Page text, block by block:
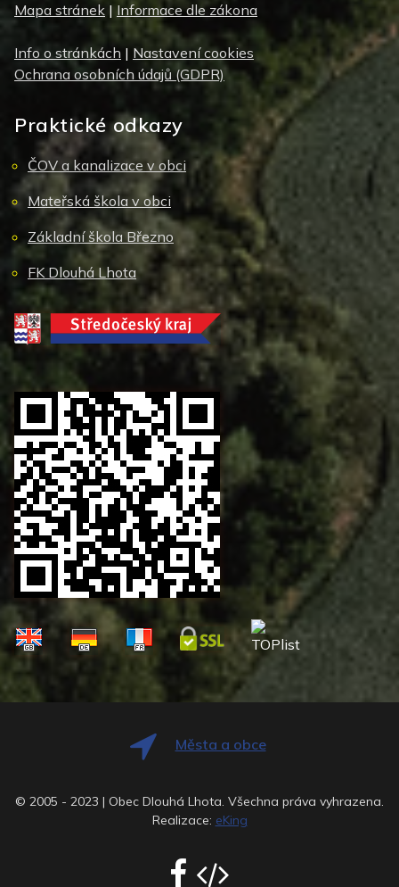
Mapa stránek | Informace dle zákona
Info o stránkách | Nastavení cookies
Ochrana osobních údajů (GDPR)
Praktické odkazy
ČOV a kanalizace v obci
Mateřská škola v obci
Základní škola Březno
FK Dlouhá Lhota
Města a obce
© 2005 - 2023 | Obec Dlouhá Lhota. Všechna práva vyhrazena.
Realizace: eKing